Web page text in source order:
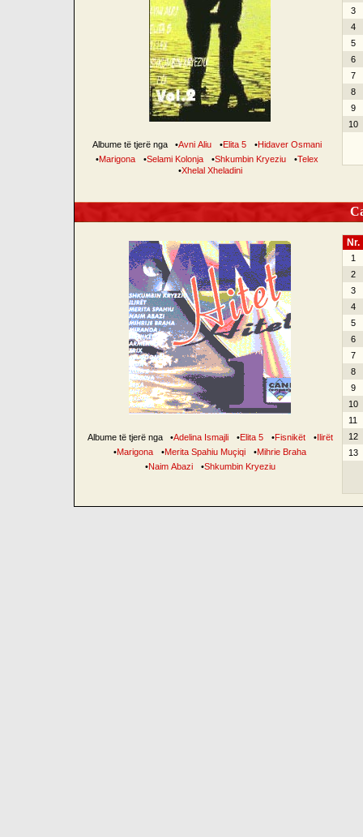
Albume të tjerë nga •Avni Aliu •Elita 5 •Hidaver Osmani
•Marigona •Selami Kolonja •Shkumbin Kryeziu •Telex
•Xhelal Xheladini
3
4
5
6
7
8
9
10
Albume të tjerë nga •Adelina Ismajli •Elita 5 •Fisnikët •Ilirët
•Marigona •Merita Spahiu Muçiqi •Mihrie Braha
•Naim Abazi •Shkumbin Kryeziu
Nr.
1
2
3
4
5
6
7
8
9
10
11
12
13